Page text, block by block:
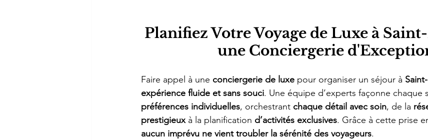
Planifiez Votre Voyage de Luxe à
une Conciergerie
Faire appel à une conciergerie de luxe pour organiser un séjour à
expérience fluide et sans souci. Une équipe d’experts façonne chaque
préférences individuelles, orchestrant chaque détail avec soin, de la
prestigieux à la planification d’activités exclusives. Grâce à cette prise
aucun imprévu ne vient troubler la sérénité des voyageurs.